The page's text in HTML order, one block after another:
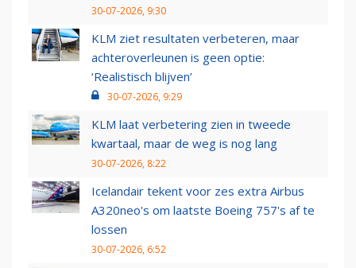
30-07-2026, 9:30
KLM ziet resultaten verbeteren, maar
achteroverleunen is geen optie:
‘Realistisch blijven’
30-07-2026, 9:29
KLM laat verbetering zien in tweede
kwartaal, maar de weg is nog lang
30-07-2026, 8:22
Icelandair tekent voor zes extra Airbus
A320neo's om laatste Boeing 757's af te
lossen
30-07-2026, 6:52